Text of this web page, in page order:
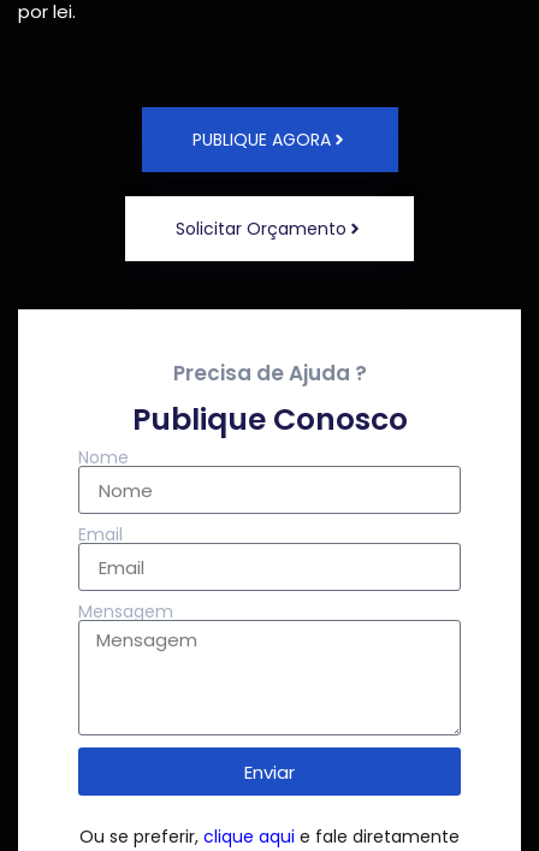
por lei.
PUBLIQUE AGORA
Solicitar Orçamento
Precisa de Ajuda ?
Publique Conosco
Nome
Email
Mensagem
Enviar
Ou se preferir, clique aqui e fale diretamente